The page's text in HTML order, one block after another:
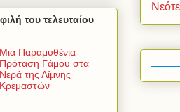
του τελευταίου
Μια Παραμυθένια
Πρόταση Γάμου στα
Νερά της Λίμνης
Κρεμαστών